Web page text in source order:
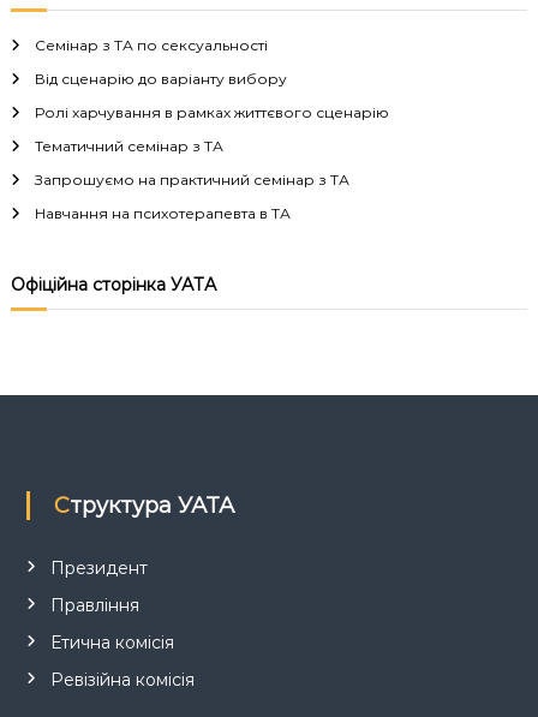
в
і
г
а
і
з
п
и
с
Семінар з ТА по сексуальності
Від сценарію до варіанту вибору
Ролі харчування в рамках життєвого сценарію
Тематичний семінар з ТА
Запрошуємо на практичний семінар з ТА
Навчання на психотерапевта в ТА
Офіційна сторінка УАТА
Структура УАТА
Президент
Правління
Етична комісія
Ревізійна комісія